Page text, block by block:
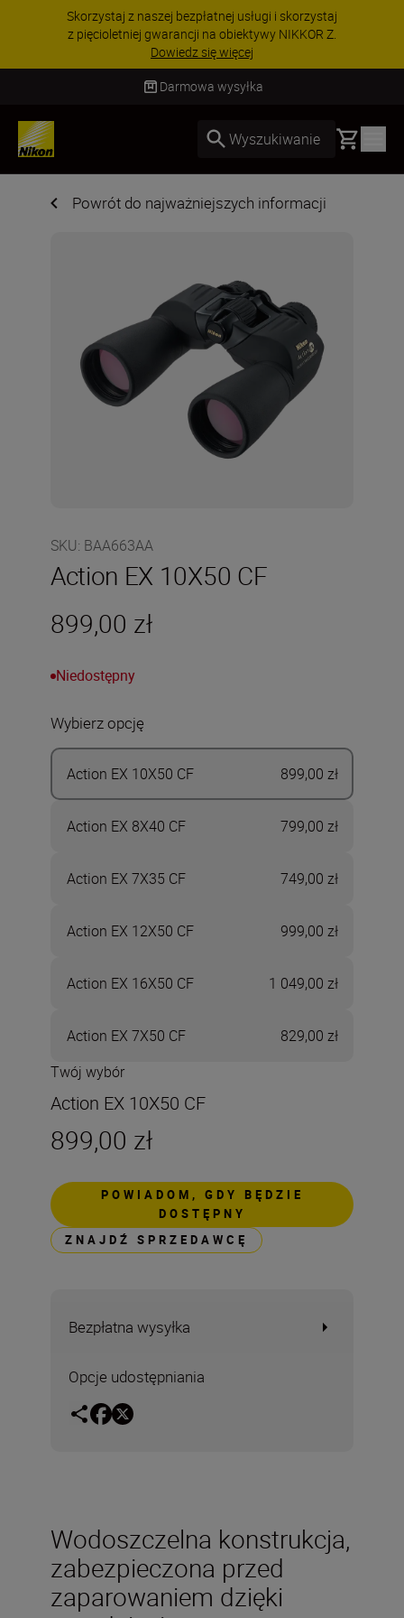
PROMOCJA NA AKCESORIA | Oszczędź 15% na
wybranych akcesoriach i skompletuj swój
zestaw już dzisiaj!KUP TERAZ
Darmowa wysyłka
Wyszukiwanie Basket
Powrót do najważniejszych informacji
SKU: BAA663AA
Action EX 10X50 CF
899,00 zł
Niedostępny
Wybierz opcję
Action EX 10X50 CF 899,00 zł
Action EX 8X40 CF 799,00 zł
Action EX 7X35 CF 749,00 zł
Action EX 12X50 CF 999,00 zł
Action EX 16X50 CF 1 049,00 zł
Action EX 7X50 CF
829,00 zł
Twój wybór
Action EX 10X50 CF
899,00 zł
POWIADOM, GDY BĘDZIE
DOSTĘPNY
ZNAJDŹ SPRZEDAWCĘ
Bezpłatna wysyłka
Opcje udostępniania
Wodoszczelna konstrukcja,
zabezpieczona przed
zaparowaniem dzięki